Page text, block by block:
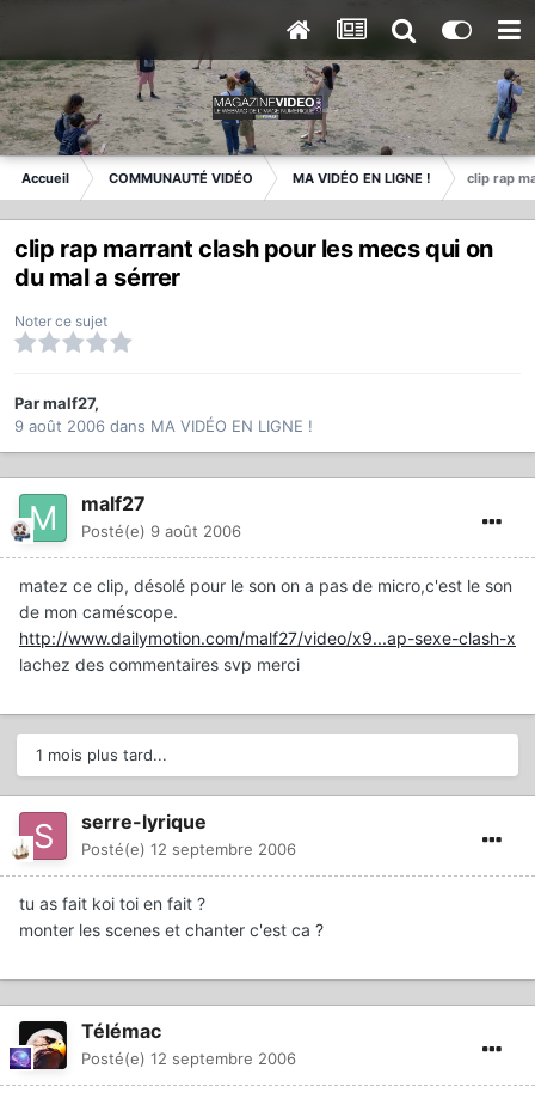
Accueil COMMUNAUTÉ VIDÉO MA VIDÉO EN LIGNE ! clip rap
clip rap marrant clash pour les mecs qui on
du mal a sérrer
Noter ce sujet
Parmalf27,
9 août 2006 dans MA VIDÉO EN LIGNE !
malf27
Posté(e) 9 août 2006
matez ce clip, désolé pour le son on a pas de micro,c'est le son
de mon caméscope.
http://www.dailymotion.com/malf27/video/x9...ap-sexe-clash-x
lachez des commentaires svp merci
1 mois plus tard...
serre-lyrique
Posté(e) 12 septembre 2006
tu as fait koi toi en fait ?
monter les scenes et chanter c'est ca ?
Télémac
Posté(e) 12 septembre 2006